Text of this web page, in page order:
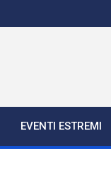
EVENTI ESTREMI